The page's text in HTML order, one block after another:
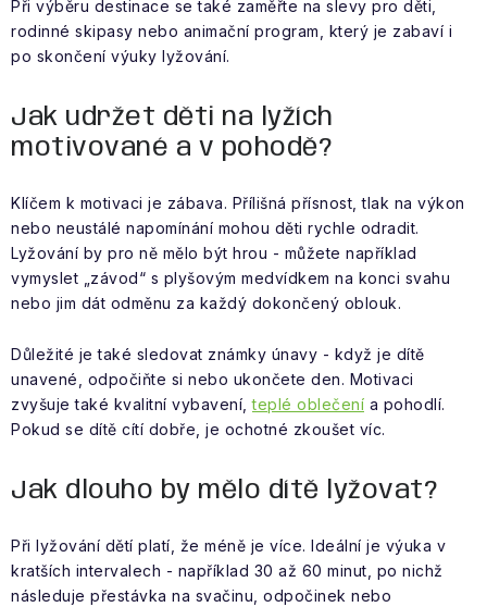
Při výběru destinace se také zaměřte na slevy pro děti,
rodinné skipasy nebo animační program, který je zabaví i
po skončení výuky lyžování.
Jak udržet děti na lyžích
motivované a v pohodě?
Klíčem k motivaci je zábava. Přílišná přísnost, tlak na výkon
nebo neustálé napomínání mohou děti rychle odradit.
Lyžování by pro ně mělo být hrou - můžete například
vymyslet „závod“ s plyšovým medvídkem na konci svahu
nebo jim dát odměnu za každý dokončený oblouk.
Důležité je také sledovat známky únavy - když je dítě
unavené, odpočiňte si nebo ukončete den. Motivaci
zvyšuje také kvalitní vybavení,teplé oblečení a pohodlí.
Pokud se dítě cítí dobře, je ochotné zkoušet víc.
Jak dlouho by mělo dítě lyžovat?
Při lyžování dětí platí, že méně je více. Ideální je výuka v
kratších intervalech - například 30 až 60 minut, po nichž
následuje přestávka na svačinu, odpočinek nebo